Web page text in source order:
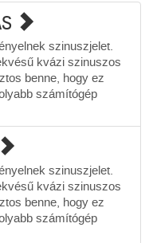
szinuszjelet.
kvázi szinuszos
benne, hogy ez
számítógép
szinuszjelet.
kvázi szinuszos
benne, hogy ez
számítógép